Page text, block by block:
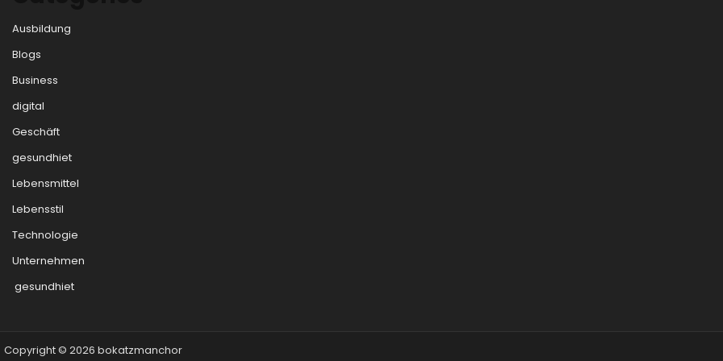
Ausbildung
Blogs
Business
digital
Geschäft
gesundhiet
Lebensmittel
Lebensstil
Technologie
Unternehmen
gesundhiet
Copyright © 2026 bokatzmanchor